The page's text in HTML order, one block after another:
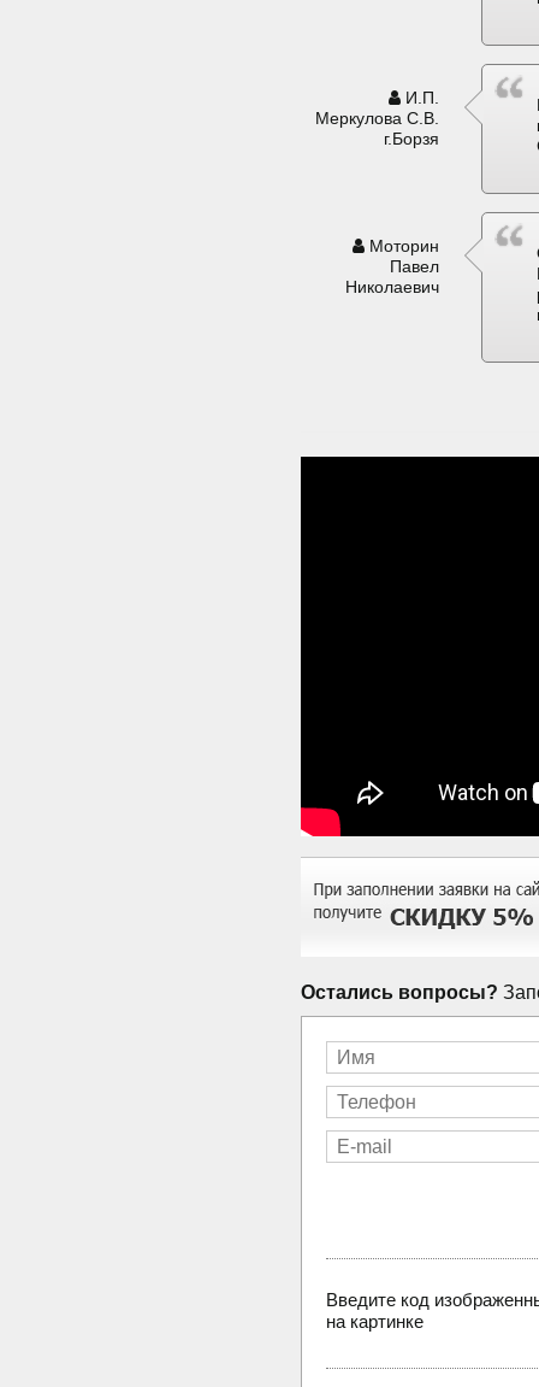
И.П.
Меркулова С.В.
г.Борзя
Моторин
Павел
Николаевич
Остались вопросы?
Введите код
на картинке